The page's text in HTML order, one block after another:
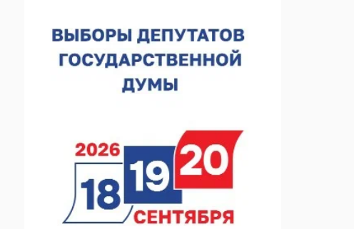
06.08.2026 15:26
Видели ночь, бежали всю ночь... На
Нижневолжской набережной прошел необычный
06.08.2026 15:05
Нижегородские хирурги выполнили трансоральную
операцию на щитовидной железе
06.08.2026 15:03